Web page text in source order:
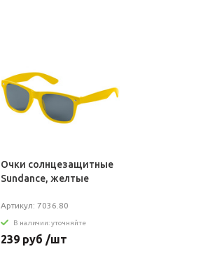
Очки солнцезащитные
Sundance, желтые
Артикул: 7036.80
В наличии: уточняйте
239 руб /шт